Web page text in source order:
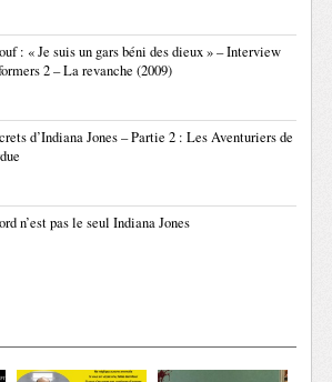
: « Je suis un gars béni des dieux » – Interview
2 – La revanche (2009)
d’Indiana Jones – Partie 2 : Les Aventuriers de
n’est pas le seul Indiana Jones